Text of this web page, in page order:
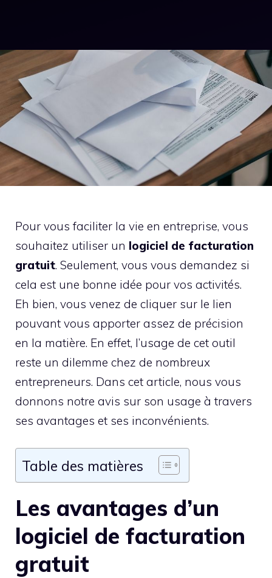
Pour vous faciliter la vie en entreprise, vous
souhaitez utiliser un logiciel de facturation
gratuit. Seulement, vous vous demandez si
cela est une bonne idée pour vos activités.
Eh bien, vous venez de cliquer sur le lien
pouvant vous apporter assez de précision
en la matière. En effet, l’usage de cet outil
reste un dilemme chez de nombreux
entrepreneurs. Dans cet article, nous vous
donnons notre avis sur son usage à travers
ses avantages et ses inconvénients.
Table des matières
Les avantages d’un
logiciel de facturation
gratuit